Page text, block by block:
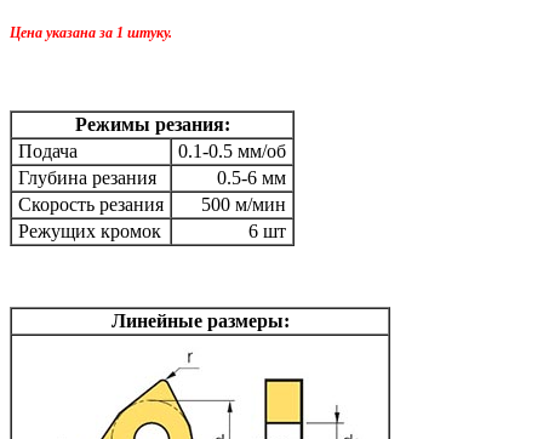
Цена указана за 1 штуку.
Режимы резания:
Подача
0.1-0.5 мм/об
Глубина резания
0.5-6 мм
Скорость резания
500 м/мин
Режущих кромок
6 шт
Линейные размеры: